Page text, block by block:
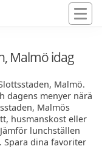
Malmö idag
Malmö.
dagens menyer närä
Malmös
husmanskost eller
lunchställen
Spara dina favoriter